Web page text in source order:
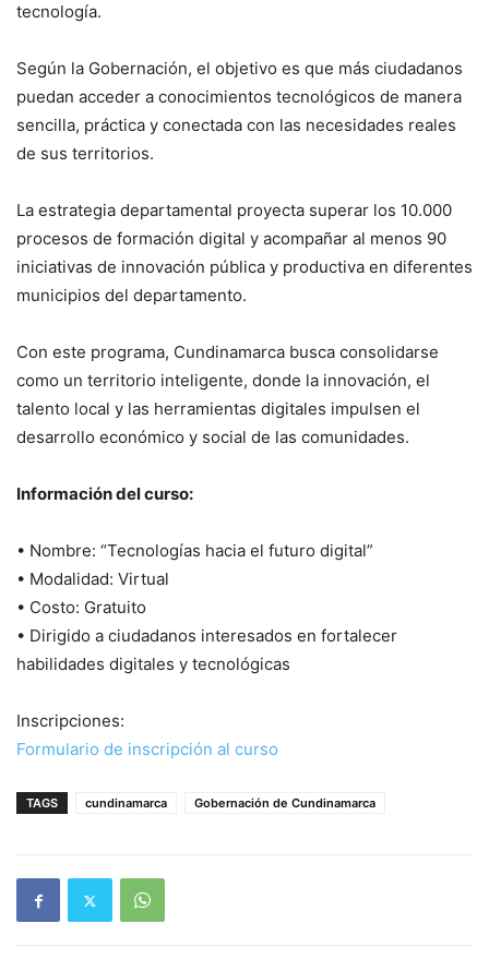
tecnología.
Según la Gobernación, el objetivo es que más ciudadanos
puedan acceder a conocimientos tecnológicos de manera
sencilla, práctica y conectada con las necesidades reales
de sus territorios.
La estrategia departamental proyecta superar los 10.000
procesos de formación digital y acompañar al menos 90
iniciativas de innovación pública y productiva en diferentes
municipios del departamento.
Con este programa, Cundinamarca busca consolidarse
como un territorio inteligente, donde la innovación, el
talento local y las herramientas digitales impulsen el
desarrollo económico y social de las comunidades.
Información del curso:
• Nombre: “Tecnologías hacia el futuro digital”
• Modalidad: Virtual
• Costo: Gratuito
• Dirigido a ciudadanos interesados en fortalecer
habilidades digitales y tecnológicas
Inscripciones:
Formulario de inscripción al curso
TAGS cundinamarca Gobernación de Cundinamarca